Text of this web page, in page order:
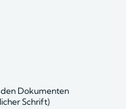
Dokumenten
Schrift)